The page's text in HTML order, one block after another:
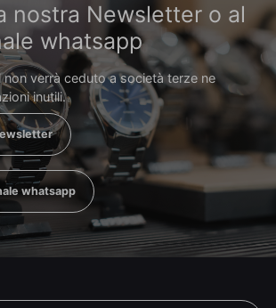
nostra Newsletter o al
whatsapp
non verrà ceduto a società terze ne
inutili.
whatsapp